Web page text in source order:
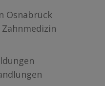
Osnabrück